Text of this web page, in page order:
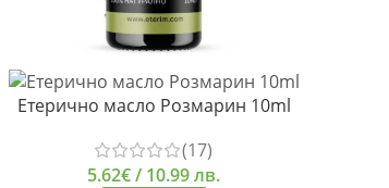
Етерично масло Розмарин 10ml
(17)
5.62€/ 10.99 лв.